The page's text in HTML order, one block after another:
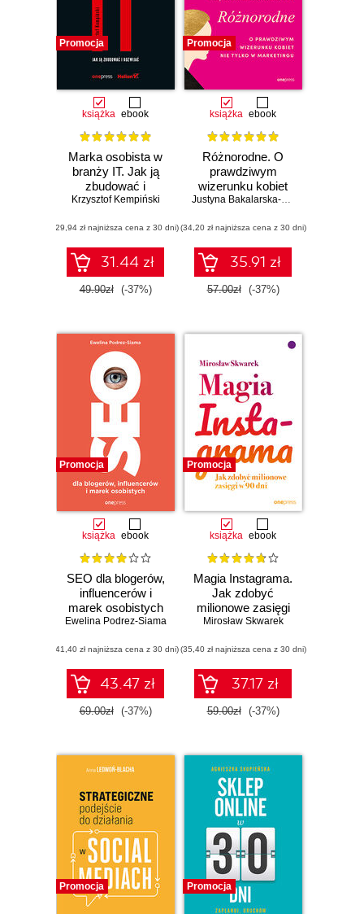
Promocja
książka ebook
Marka osobista w
branży IT. Jak ją
zbudować i
rozwijać
Krzysztof Kempiński
(29,94 zł najniższa cena z 30 dni)
31.44 zł
49.90zł (-37%)
Promocja
książka ebook
Różnorodne. O
prawdziwym
wizerunku kobiet
nie tylko w
Justyna Bakalarska-Stankiewicz
(34,20 zł najniższa cena z 30 dni)
35.91 zł
57.00zł (-37%)
Promocja
książka ebook
SEO dla blogerów,
influencerów i
marek osobistych
Ewelina Podrez-Siama
(41,40 zł najniższa cena z 30 dni)
43.47 zł
69.00zł (-37%)
Promocja
książka ebook
Magia Instagrama.
Jak zdobyć
milionowe zasięgi
w 90 dni
Mirosław Skwarek
(35,40 zł najniższa cena z 30 dni)
37.17 zł
59.00zł (-37%)
Promocja Promocja